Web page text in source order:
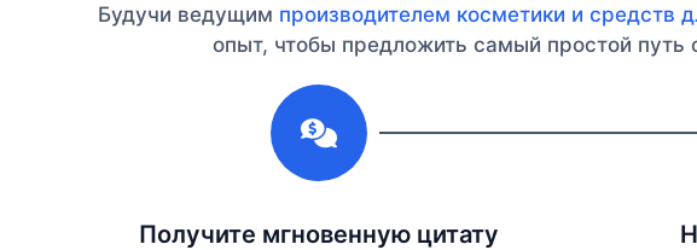
Будучи ведущим производителем косметики и средств
опыт, чтобы предложить самый простой путь
Получите мгновенную цитату